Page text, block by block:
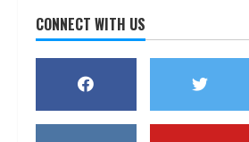
CONNECT WITH US